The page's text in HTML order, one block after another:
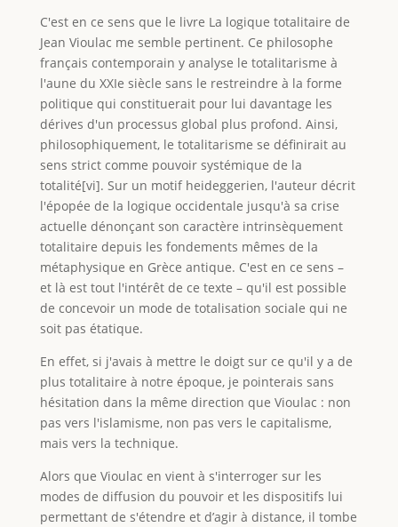
C'est en ce sens que le livre La logique totalitaire de
Jean Vioulac me semble pertinent. Ce philosophe
français contemporain y analyse le totalitarisme à
l'aune du XXIe siècle sans le restreindre à la forme
politique qui constituerait pour lui davantage les
dérives d'un processus global plus profond. Ainsi,
philosophiquement, le totalitarisme se définirait au
sens strict comme pouvoir systémique de la
totalité[vi]. Sur un motif heideggerien, l'auteur décrit
l'épopée de la logique occidentale jusqu'à sa crise
actuelle dénonçant son caractère intrinsèquement
totalitaire depuis les fondements mêmes de la
métaphysique en Grèce antique. C'est en ce sens –
et là est tout l'intérêt de ce texte – qu'il est possible
de concevoir un mode de totalisation sociale qui ne
soit pas étatique.
En effet, si j'avais à mettre le doigt sur ce qu'il y a de
plus totalitaire à notre époque, je pointerais sans
hésitation dans la même direction que Vioulac : non
pas vers l'islamisme, non pas vers le capitalisme,
mais vers la technique.
Alors que Vioulac en vient à s'interroger sur les
modes de diffusion du pouvoir et les dispositifs lui
permettant de s'étendre et d’agir à distance, il tombe